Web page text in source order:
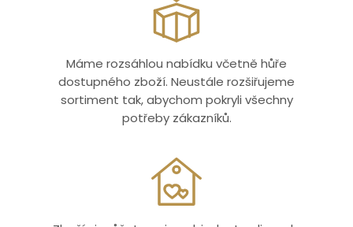
Máme rozsáhlou nabídku včetně hůře
dostupného zboží. Neustále rozšiřujeme
sortiment tak, abychom pokryli všechny
potřeby zákazníků.